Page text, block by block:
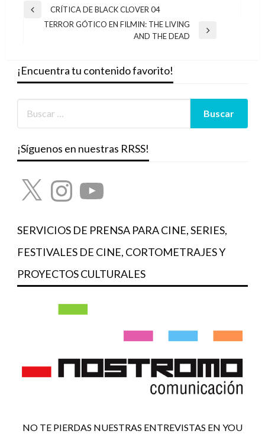
Navegación
Entrada
anterior
CRÍTICA DE BLACK CLOVER 04
TERROR GÓTICO EN FILMIN: THE LIVING
AND THE DEAD
¡Encuentra tu contenido favorito!
¡Síguenos en nuestras RRSS!
X InstagramYouTube
SERVICIOS DE PRENSA PARA CINE, SERIES,
FESTIVALES DE CINE, CORTOMETRAJES Y
PROYECTOS CULTURALES
NO TE PIERDAS NUESTRAS ENTREVISTAS EN YOU